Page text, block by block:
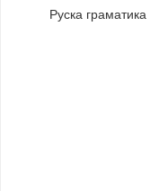
Руска граматика